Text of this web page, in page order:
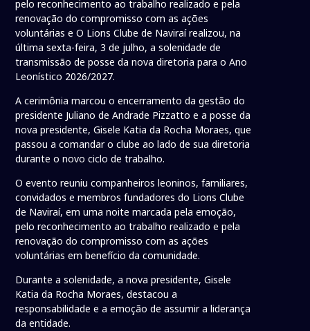
pelo reconhecimento ao trabalho realizado e pela
renovação do compromisso com as ações
voluntárias e O Lions Clube de Naviraí realizou, na
última sexta-feira, 3 de julho, a solenidade de
transmissão de posse da nova diretoria para o Ano
Leonístico 2026/2027.
A cerimônia marcou o encerramento da gestão do
presidente Juliano de Andrade Pizzatto e a posse da
nova presidente, Gisele Katia da Rocha Moraes, que
passou a comandar o clube ao lado de sua diretoria
durante o novo ciclo de trabalho.
O evento reuniu companheiros leoninos, familiares,
convidados e membros fundadores do Lions Clube
de Naviraí, em uma noite marcada pela emoção,
pelo reconhecimento ao trabalho realizado e pela
renovação do compromisso com as ações
voluntárias em benefício da comunidade.
Durante a solenidade, a nova presidente, Gisele
Katia da Rocha Moraes, destacou a
responsabilidade e a emoção de assumir a liderança
da entidade.